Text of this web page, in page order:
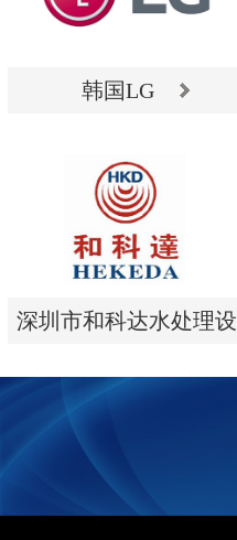
韩国LG
韩国LG
深圳市和科达水处理设
深圳市和科达水处理设
备有限公司